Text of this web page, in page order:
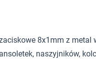
8x1mm z metal
naszyjników,